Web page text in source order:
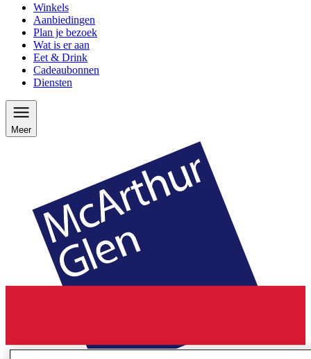
Winkels
Aanbiedingen
Plan je bezoek
Wat is er aan
Eet & Drink
Cadeaubonnen
Diensten
Meer